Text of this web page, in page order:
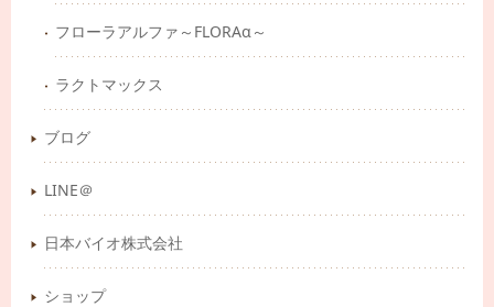
フローラアルファ～FLORAα～
ラクトマックス
ブログ
LINE＠
日本バイオ株式会社
ショップ